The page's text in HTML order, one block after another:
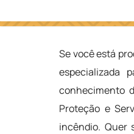
Se você está
especializada
conhecimento
Proteção e
incêndio. Quer